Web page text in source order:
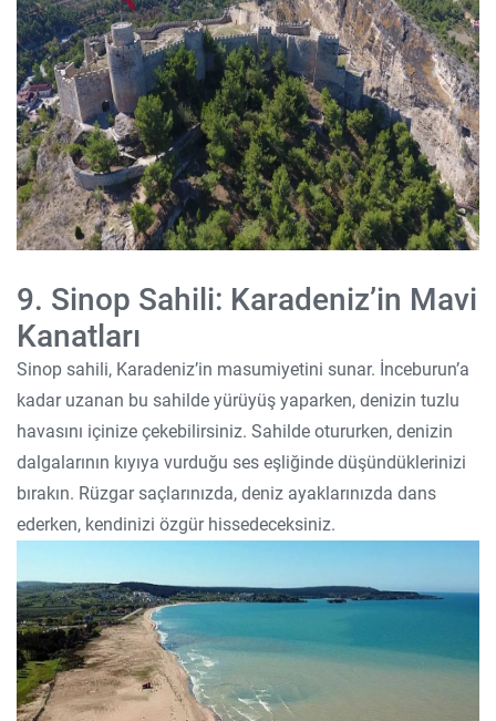
9. Sinop Sahili: Karadeniz’in Mavi
Kanatları
Sinop sahili, Karadeniz’in masumiyetini sunar. İnceburun’a
kadar uzanan bu sahilde yürüyüş yaparken, denizin tuzlu
havasını içinize çekebilirsiniz. Sahilde otururken, denizin
dalgalarının kıyıya vurduğu ses eşliğinde düşündüklerinizi
bırakın. Rüzgar saçlarınızda, deniz ayaklarınızda dans
ederken, kendinizi özgür hissedeceksiniz.